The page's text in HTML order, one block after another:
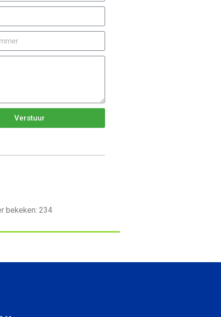
Verstuur
bekeken: 234